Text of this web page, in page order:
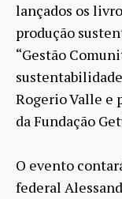
lançados os
produção
“Gestão
Rogerio Valle e
da Fundação
O evento
federal